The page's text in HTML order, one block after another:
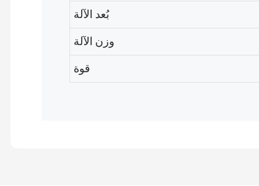
بُعد الآلة
وزن الآلة
قوة